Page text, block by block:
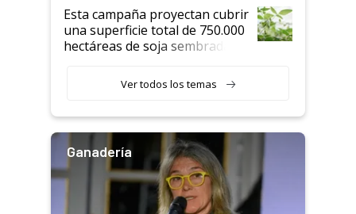
Esta campaña proyectan cubrir
una superficie total de 750.000
hectáreas de soja sembradas
variedades que marcan un
salto tecnológico en genética y
Ver todos los temas
Ganadería